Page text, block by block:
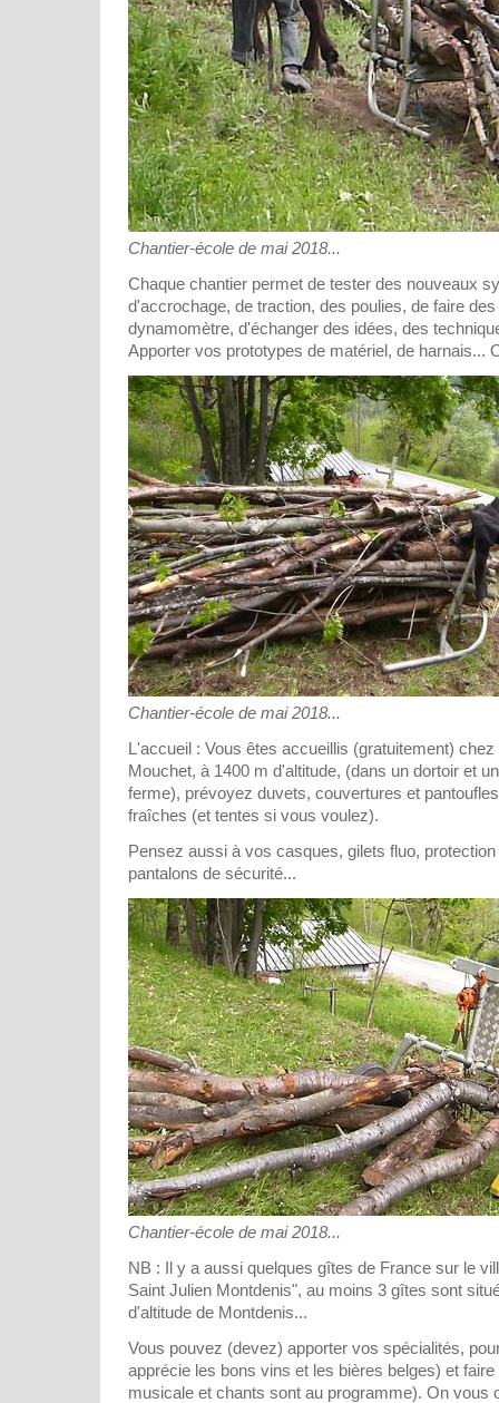
Chantier-école de mai 2018...
Chaque chantier permet de tester des nouveaux
d'accrochage, de traction, des poulies, de faire
dynamomètre, d'échanger des idées, des
Apporter vos prototypes de matériel, de harnais...
Chantier-école de mai 2018...
L'accueil : Vous êtes accueillis (gratuitement)
Mouchet, à 1400 m d'altitude, (dans un dortoir et
ferme), prévoyez duvets, couvertures et
fraîches (et tentes si vous voulez).
Pensez aussi à vos casques, gilets fluo,
pantalons de sécurité...
Chantier-école de mai 2018...
NB : Il y a aussi quelques gîtes de France sur le
Saint Julien Montdenis", au moins 3 gîtes sont
d'altitude de Montdenis...
Vous pouvez (devez) apporter vos spécialités,
apprécie les bons vins et les bières belges) et
musicale et chants sont au programme). On vous